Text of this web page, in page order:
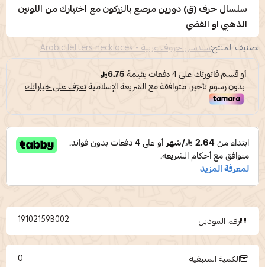
سلسال حرف (ق) دورين مرصع بالزركون مع اختيارك من اللونين
الذهبي او الفضي
تصنيف المنتج:سلاسل حروف عربية - Arabic letters necklaces
رقم الموديل 19102159B002
الكمية المتبقية 0